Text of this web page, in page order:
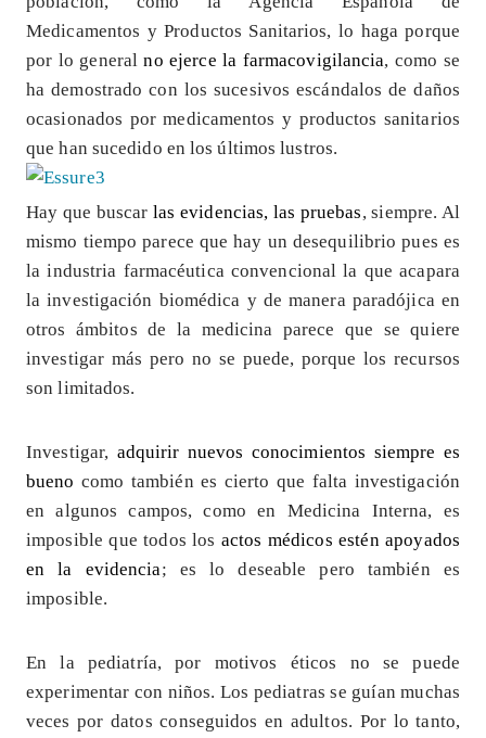
Medicamentos y Productos Sanitarios, lo haga porque
por lo generalno ejerce la farmacovigilancia, como se
ha demostrado con los sucesivos escándalos de daños
ocasionados por medicamentos y productos sanitarios
que han sucedido en los últimos lustros.
Hay que buscarlas evidencias, las pruebas, siempre. Al
mismo tiempo parece que hay un desequilibrio pues es
la industria farmacéutica convencional la que acapara
la investigación biomédica y de manera paradójica en
otros ámbitos de la medicina parece que se quiere
investigar más pero no se puede, porque los recursos
son limitados.
Investigar, adquirir nuevos conocimientos siempre es
bueno como también es cierto que falta investigación
en algunos campos, como en Medicina Interna, es
imposible que todos los actos médicos estén apoyados
en la evidencia; es lo deseable pero también es
imposible.
En la pediatría, por motivos éticos no se puede
experimentar con niños. Los pediatras se guían muchas
veces por datos conseguidos en adultos. Por lo tanto,